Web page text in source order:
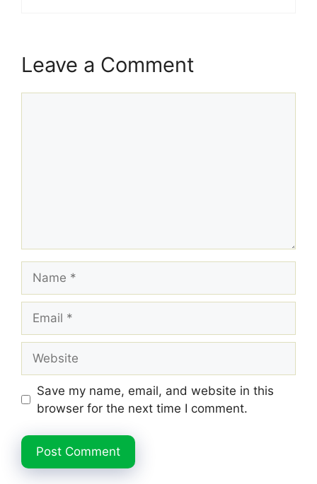
Leave a Comment
Save my name, email, and website in this
browser for the next time I comment.